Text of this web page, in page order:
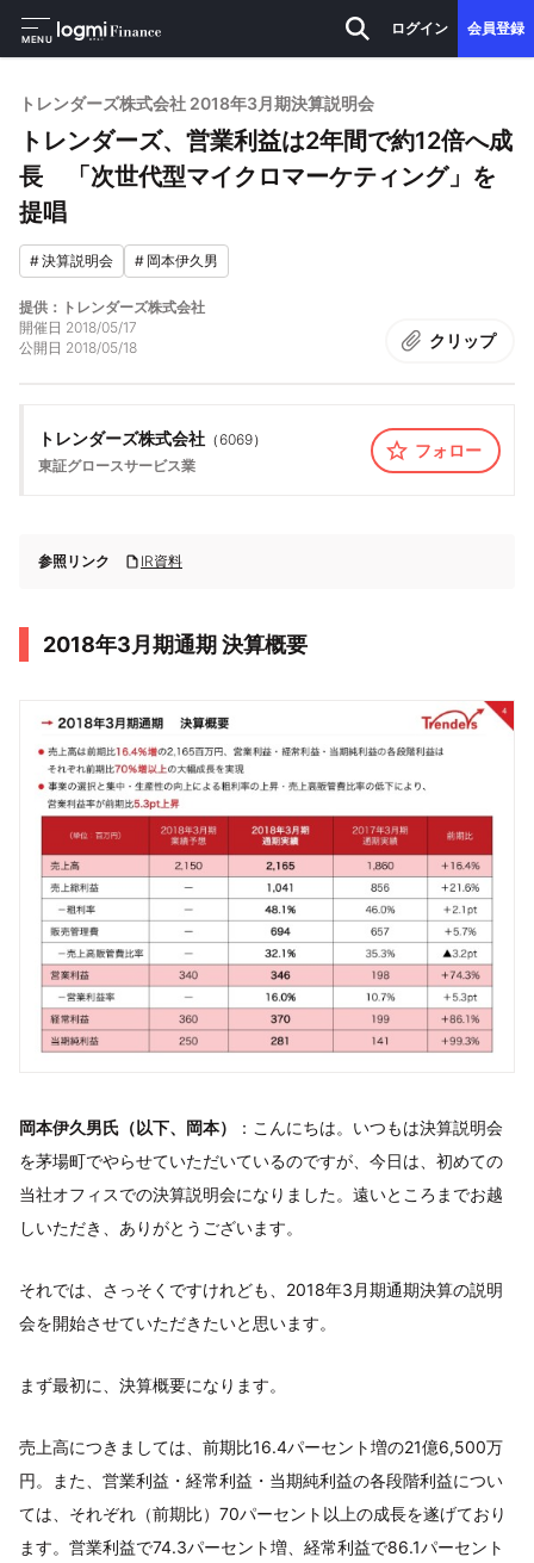
MENU
ログイン 会員登録
トレンダーズ株式会社 2018年3月期決算説明会
トレンダーズ、営業利益は2年間で約12倍へ成
長 「次世代型マイクロマーケティング」を
提唱
#決算説明会 # 岡本伊久男
提供：トレンダーズ株式会社
開催日 2018/05/17
公開日 2018/05/18 クリップ
トレンダーズ株式会社 （6069）
東証グロースサービス業
フォロー
参照リンク IR資料
2018年3月期通期 決算概要
岡本伊久男氏（以下、岡本）
：こんにちは。いつもは決算説明会
を茅場町でやらせていただいているのですが、今日は、初めての
当社オフィスでの決算説明会になりました。遠いところまでお越
しいただき、ありがとうございます。
それでは、さっそくですけれども、2018年3月期通期決算の説明
会を開始させていただきたいと思います。
まず最初に、決算概要になります。
売上高につきましては、前期比16.4パーセント増の21億6,500万
円。また、営業利益・経常利益・当期純利益の各段階利益につい
ては、それぞれ（前期比）70パーセント以上の成長を遂げており
ます。営業利益で74.3パーセント増、経常利益で86.1パーセント